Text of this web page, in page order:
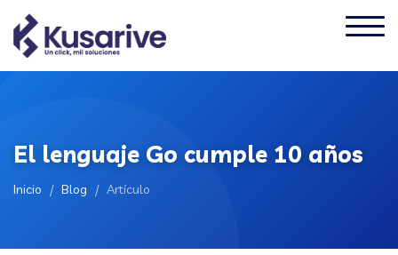
El lenguaje Go cumple 10 años
Inicio / Blog / Artículo